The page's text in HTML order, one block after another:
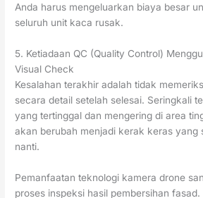
Anda harus mengeluarkan biaya besar
seluruh unit kaca rusak.
5. Ketiadaan QC (Quality Control)
Visual Check
Kesalahan terakhir adalah tidak
secara detail setelah selesai. Seringkali
yang tertinggal dan mengering di area
akan berubah menjadi kerak keras yang
nanti.
Pemanfaatan teknologi kamera drone
proses inspeksi hasil pembersihan